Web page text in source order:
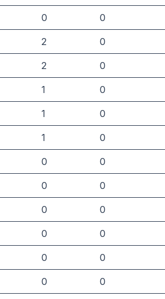
0 0
2 0
2 0
1 0
1 0
1 0
0 0
0 0
0 0
0 0
0 0
0 0